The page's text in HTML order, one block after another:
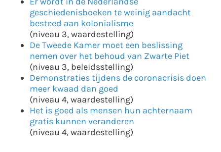
geschiedenisboeken te weinig aandacht
besteed aan kolonialisme
(niveau 3, waardestelling)
De Tweede Kamer moet een beslissing
nemen over het behoud van Zwarte Piet
(niveau 3, beleidsstelling)
Demonstraties tijdens de coronacrisis doen
meer kwaad dan goed
(niveau 4, waardestelling)
Het is goed als mensen hun achternaam
gratis kunnen veranderen
(niveau 4, waardestelling)